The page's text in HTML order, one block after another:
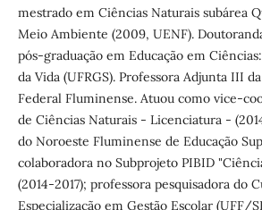
mestrado em Ciências Naturais subárea
Meio Ambiente (2009, UENF).
pós-graduação em Educação em
da Vida (UFRGS). Professora Adjunta III
Federal Fluminense. Atuou como vice-
de Ciências Naturais - Licenciatura -
do Noroeste Fluminense de Educação
colaboradora no Subprojeto PIBID
(2014-2017); professora pesquisadora do
Especialização em Gestão Escolar (UFF/